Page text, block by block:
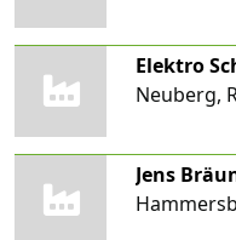
Elektro
Neuberg,